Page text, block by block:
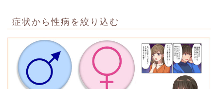
症状から性病を絞り込む